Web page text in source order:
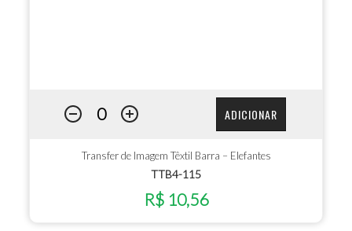
ADICIONAR
Transfer de Imagem Têxtil Barra – Elefantes
TTB4-115
R$ 10,56